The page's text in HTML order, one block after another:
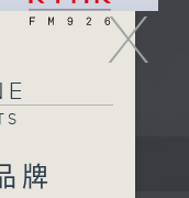
多元
X
牌